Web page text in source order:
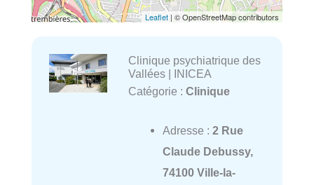
Leaflet | © OpenStreetMap contributors
Clinique psychiatrique des
Vallées | INICEA
Catégorie : Clinique
Adresse : 2 Rue
Claude Debussy,
74100 Ville-la-